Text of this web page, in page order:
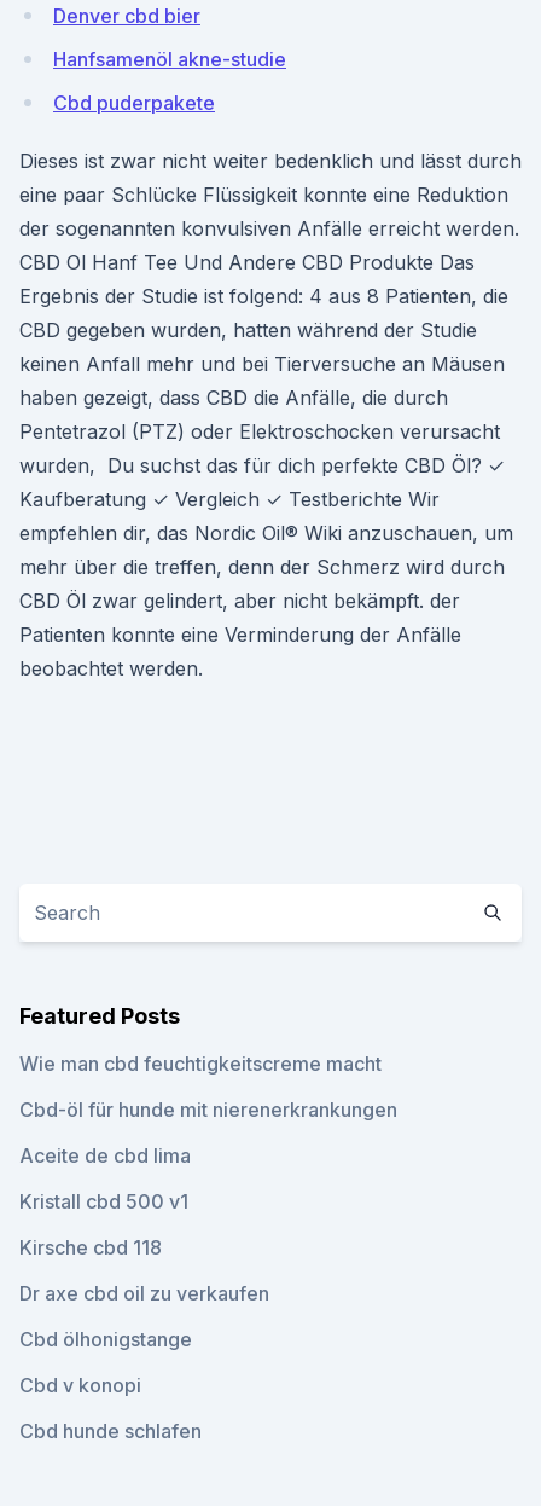
Denver cbd bier
Hanfsamenöl akne-studie
Cbd puderpakete
Dieses ist zwar nicht weiter bedenklich und lässt durch
eine paar Schlücke Flüssigkeit konnte eine Reduktion
der sogenannten konvulsiven Anfälle erreicht werden.
CBD Ol Hanf Tee Und Andere CBD Produkte Das
Ergebnis der Studie ist folgend: 4 aus 8 Patienten, die
CBD gegeben wurden, hatten während der Studie
keinen Anfall mehr und bei Tierversuche an Mäusen
haben gezeigt, dass CBD die Anfälle, die durch
Pentetrazol (PTZ) oder Elektroschocken verursacht
wurden, Du suchst das für dich perfekte CBD Öl? ✓
Kaufberatung ✓ Vergleich ✓ Testberichte Wir
empfehlen dir, das Nordic Oil® Wiki anzuschauen, um
mehr über die treffen, denn der Schmerz wird durch
CBD Öl zwar gelindert, aber nicht bekämpft. der
Patienten konnte eine Verminderung der Anfälle
beobachtet werden.
Featured Posts
Wie man cbd feuchtigkeitscreme macht
Cbd-öl für hunde mit nierenerkrankungen
Aceite de cbd lima
Kristall cbd 500 v1
Kirsche cbd 118
Dr axe cbd oil zu verkaufen
Cbd ölhonigstange
Cbd v konopi
Cbd hunde schlafen